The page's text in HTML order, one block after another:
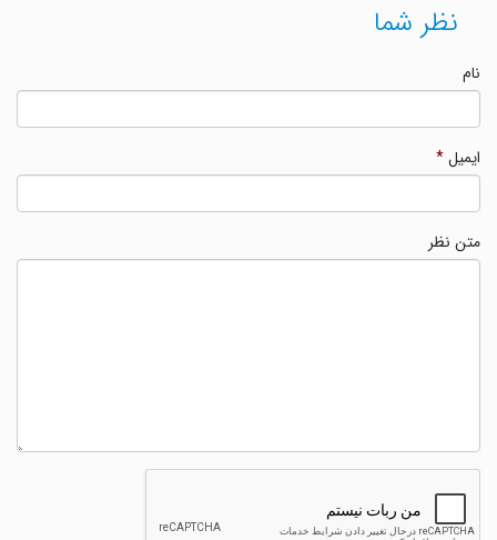
نظر شما
ایمیل*
متن نظر